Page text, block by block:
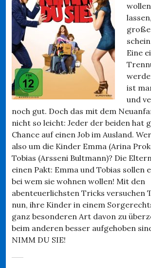
Eine
ist
und
noch gut. Doch das mit dem
nicht so leicht: Jeder der beiden hat
Chance auf einen Job im Ausland.
also um die Kinder Emma (Arina
Tobias (Arsseni Bultmann)? Die
einen Pakt: Emma und Tobias sollen
bei wem sie wohnen wollen! Mit den
abenteuerlichsten Tricks versuchen
nun, ihre Kinder in einem
ganz besonderen Art davon zu
beim anderen besser aufgehoben
NIMM DU SIE!